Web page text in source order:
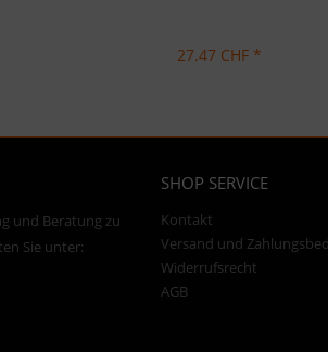
27.47 CHF *
und Beratung zu
Sie unter:
SHOP SERVICE
Kontakt
Versand und
Widerrufsrecht
AGB